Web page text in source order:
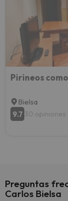
Pirineos
Bielsa
9.7 30 opiniones
Preguntas
Carlos Bielsa